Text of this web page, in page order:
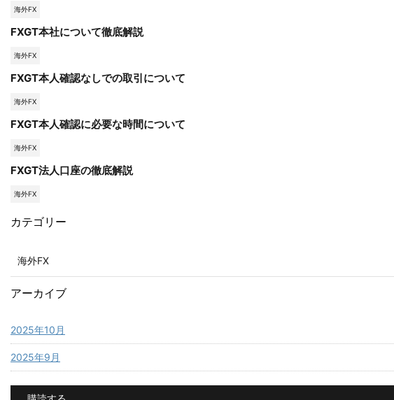
海外FX
FXGT本社について徹底解説
海外FX
FXGT本人確認なしでの取引について
海外FX
FXGT本人確認に必要な時間について
海外FX
FXGT法人口座の徹底解説
海外FX
カテゴリー
海外FX
アーカイブ
2025年10月
2025年9月